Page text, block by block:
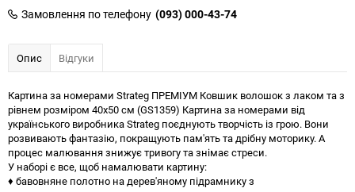
Замовлення по телефону (093) 000-43-74
Опис Відгуки
Картина за номерами Strateg ПРЕМІУМ Ковшик волошок з лаком та з
рівнем розміром 40х50 см (GS1359) Картина за номерами від
українського виробника Strateg поєднують творчість із грою. Вони
розвивають фантазію, покращують пам'ять та дрібну моторику. А
процес малювання знижує тривогу та знімає стреси.
У наборі є все, щоб намалювати картину:
♦ бавовняне полотно на дерев'яному підрамнику з